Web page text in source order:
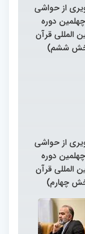
از حواشی
دوره
المللی قرآن
ششم)
از حواشی
دوره
المللی قرآن
چهارم)